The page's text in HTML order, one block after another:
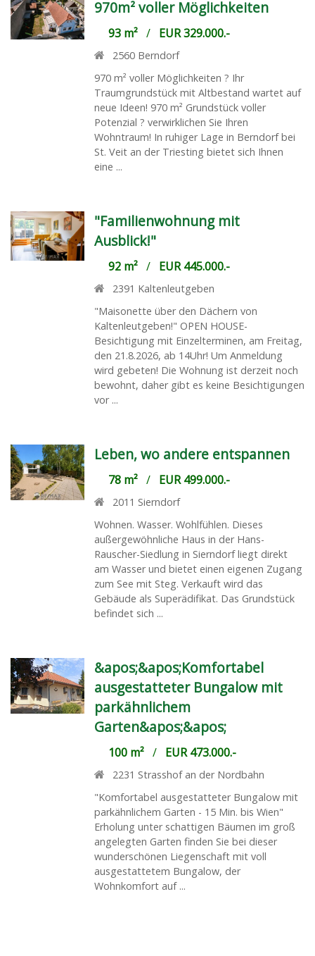
970m² voller Möglichkeiten
93 m²/ EUR 329.000.-
2560 Berndorf
970 m² voller Möglichkeiten ? Ihr
Traumgrundstück mit Altbestand wartet auf
neue Ideen! 970 m² Grundstück voller
Potenzial ? verwirklichen Sie Ihren
Wohntraum! In ruhiger Lage in Berndorf bei
St. Veit an der Triesting bietet sich Ihnen
eine ...
"Familienwohnung mit
Ausblick!"
92 m²/ EUR 445.000.-
2391 Kaltenleutgeben
"Maisonette über den Dächern von
Kaltenleutgeben!" OPEN HOUSE-
Besichtigung mit Einzelterminen, am Freitag,
den 21.8.2026, ab 14Uhr! Um Anmeldung
wird gebeten! Die Wohnung ist derzeit noch
bewohnt, daher gibt es keine Besichtigungen
vor ...
Leben, wo andere entspannen
78 m²/ EUR 499.000.-
2011 Sierndorf
Wohnen. Wasser. Wohlfühlen. Dieses
außergewöhnliche Haus in der Hans-
Rauscher-Siedlung in Sierndorf liegt direkt
am Wasser und bietet einen eigenen Zugang
zum See mit Steg. Verkauft wird das
Gebäude als Superädifikat. Das Grundstück
befindet sich ...
&apos;&apos;Komfortabel
ausgestatteter Bungalow mit
parkähnlichem
Garten&apos;&apos;
100 m²/ EUR 473.000.-
2231 Strasshof an der Nordbahn
"Komfortabel ausgestatteter Bungalow mit
parkähnlichem Garten - 15 Min. bis Wien"
Erholung unter schattigen Bäumen im groß
angelegten Garten finden Sie bei dieser
wunderschönen Liegenschaft mit voll
ausgestattetem Bungalow, der
Wohnkomfort auf ...